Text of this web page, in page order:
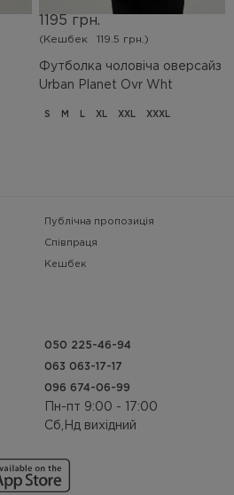
Футболка чоловіча оверсайз
Urban Planet Ovr Wht
1195 грн.
(Кешбек 119.5 грн.)
S M L XL XXL XXXL
Публічна пропозиція
Співпраця
Кешбек
050 225-46-94
063 063-17-17
096 674-06-99
Пн-пт 9:00 - 17:00
Сб,Нд вихідний